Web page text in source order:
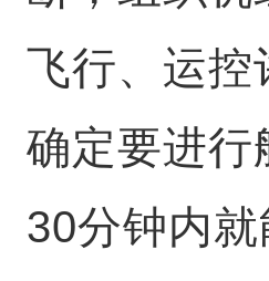
飞行、运控
确定要进行
30分钟内